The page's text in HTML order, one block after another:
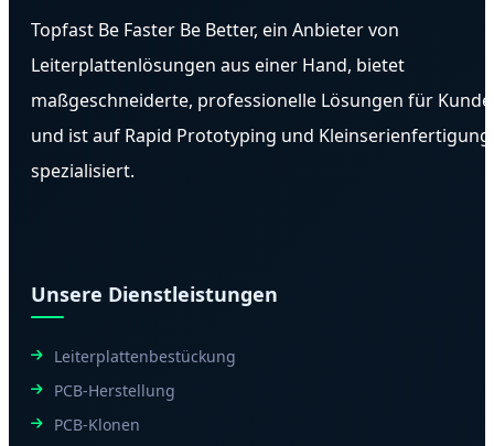
Topfast Be Faster Be Better, ein Anbieter von
Leiterplattenlösungen aus einer Hand, bietet
maßgeschneiderte, professionelle Lösungen für
und ist auf Rapid Prototyping und Kleinserienfertigung
spezialisiert.
Unsere Dienstleistungen
Leiterplattenbestückung
PCB-Herstellung
PCB-Klonen